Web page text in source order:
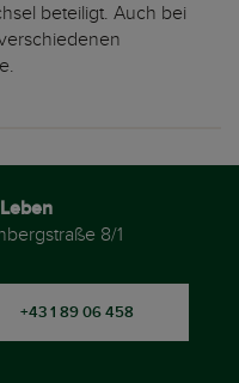
beteiligt. Auch bei
8/1
+43 1 89 06 458